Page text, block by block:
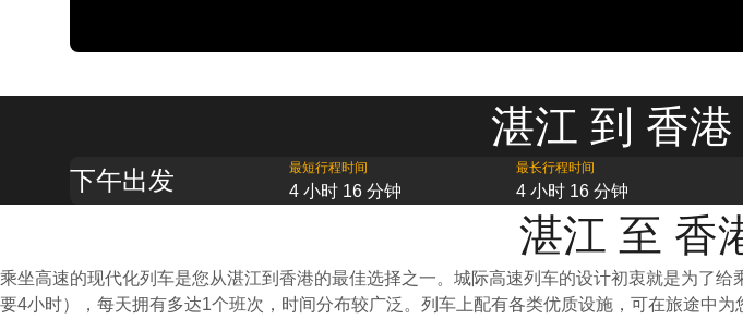
湛江 到 香
下午出发 最短行程时间
4 小时 16 分钟
最长行程时间
4 小时 16 分钟
湛江 至 香
乘坐高速的现代化列车是您从湛江到香港的最佳选择之一。城际高速列车的设计初衷就是为了
要4小时），每天拥有多达1个班次，时间分布较广泛。列车上配有各类优质设施，可在旅途中